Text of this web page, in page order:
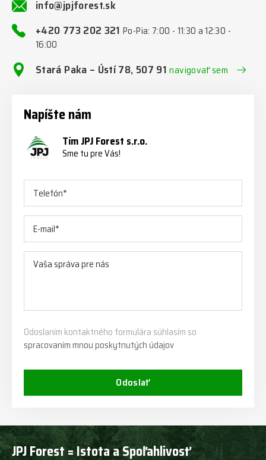
info@jpjforest.sk
+420 773 202 321Po-Pia: 7:00 - 11:30 a 12:30 -
16:00
Stará Paka – Ústí 78, 507 91navigovať sem
Napíšte nám
Tím JPJ Forest s.r.o.
Sme tu pre Vás!
Odoslaním kontaktného formulára súhlasím so
spracovaním mnou poskytnutých údajov
Odoslať
JPJ Forest = Istota a Spoľahlivosť